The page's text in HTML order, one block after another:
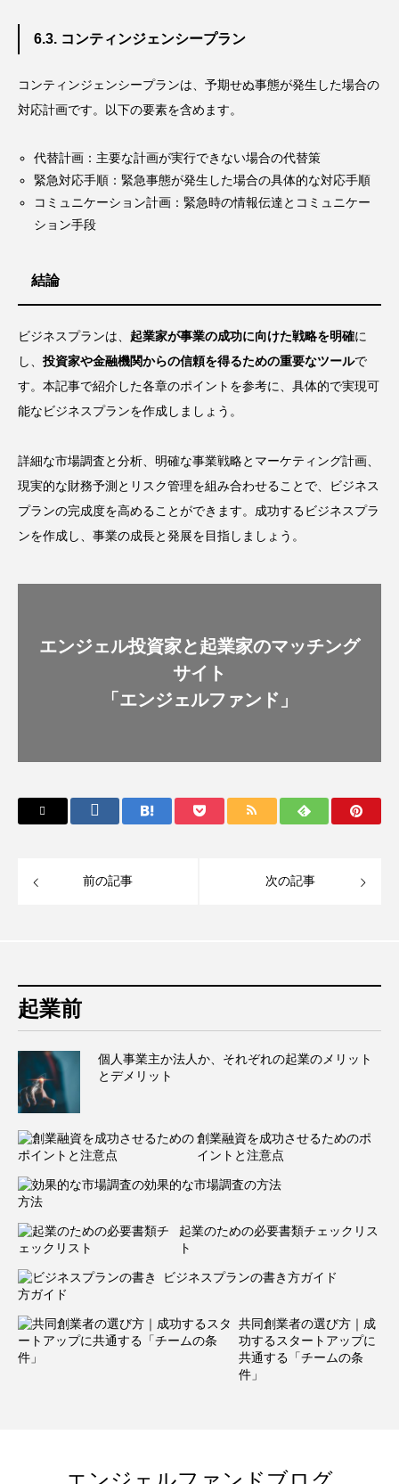
6.3. コンティンジェンシープラン
コンティンジェンシープランは、予期せぬ事態が発生した場合の
対応計画です。以下の要素を含めます。
代替計画：主要な計画が実行できない場合の代替策
緊急対応手順：緊急事態が発生した場合の具体的な対応手順
コミュニケーション計画：緊急時の情報伝達とコミュニケー
ション手段
結論
ビジネスプランは、 起業家が事業の成功に向けた戦略を明確に
し、 投資家や金融機関からの信頼を得るための重要なツールで
す。本記事で紹介した各章のポイントを参考に、具体的で実現可
能なビジネスプランを作成しましょう。
詳細な市場調査と分析、明確な事業戦略とマーケティング計画、
現実的な財務予測とリスク管理を組み合わせることで、ビジネス
プランの完成度を高めることができます。成功するビジネスプラ
ンを作成し、事業の成長と発展を目指しましょう。
エンジェル投資家と起業家のマッチング
サイト
「エンジェルファンド」
前の記事 次の記事
起業前
個人事業主か法人か、それぞれの起業のメリット
とデメリット
創業融資を成功させるためのポ
イントと注意点
効果的な市場調査の方法
起業のための必要書類チェックリス
ト
ビジネスプランの書き方ガイド
共同創業者の選び方｜成
功するスタートアップに
共通する「チームの条
件」